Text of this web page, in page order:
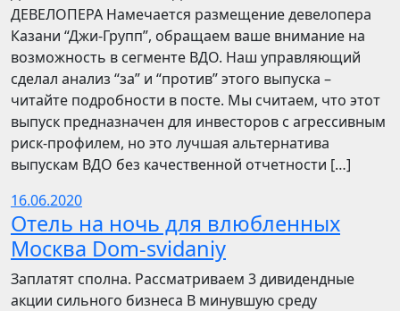
ДЕВЕЛОПЕРА Намечается размещение девелопера
Казани “Джи-Групп”, обращаем ваше внимание на
возможность в сегменте ВДО. Наш управляющий
сделал анализ “за” и “против” этого выпуска –
читайте подробности в посте. Мы считаем, что этот
выпуск предназначен для инвесторов с агрессивным
риск-профилем, но это лучшая альтернатива
выпускам ВДО без качественной отчетности […]
16.06.2020
Отель на ночь для влюбленных
Москва Dom-svidaniy
Заплатят сполна. Рассматриваем 3 дивидендные
акции сильного бизнеса В минувшую среду